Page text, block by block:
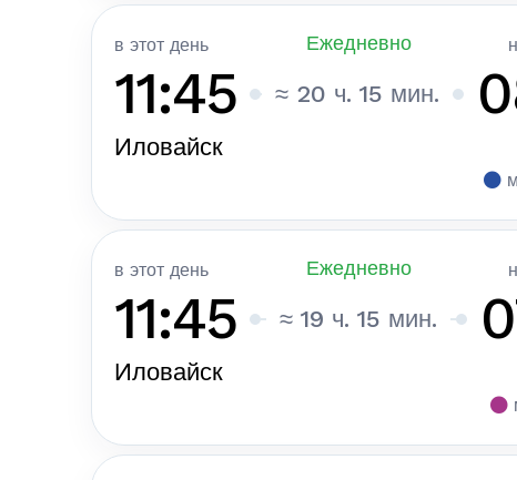
в этот день Ежедневно
11:45 ≈ 20 ч. 15 мин.
Иловайск
в этот день Ежедневно
11:45 ≈ 19 ч. 15 мин.
Иловайск